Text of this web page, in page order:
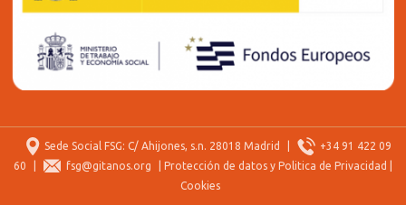
Sede Social FSG: C/ Ahijones, s.n. 28018 Madrid
+34 91 422 09
60
fsg@gitanos.org Protección de datos y Politica de Privacidad
Cookies